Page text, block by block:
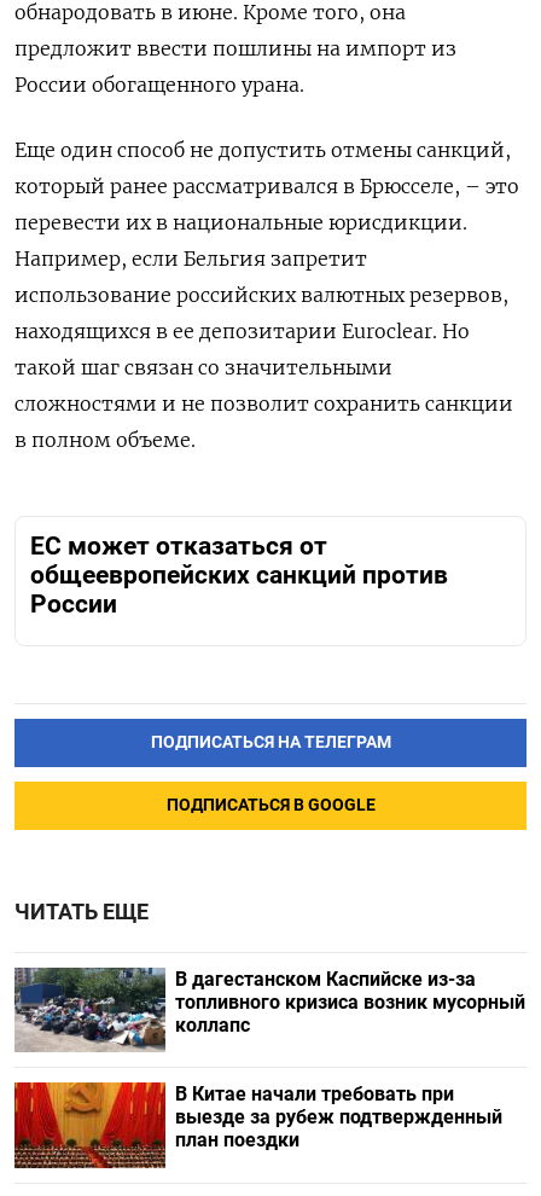
обнародовать в июне. Кроме того, она
предложит ввести пошлины на импорт из
России обогащенного урана.
Еще один способ не допустить отмены санкций,
который ранее рассматривался в Брюсселе, – это
перевести их в национальные юрисдикции.
Например, если Бельгия запретит
использование российских валютных резервов,
находящихся в ее депозитарии Euroclear. Но
такой шаг связан со значительными
сложностями и не позволит сохранить санкции
в полном объеме.
ЕС может отказаться от
общеевропейских санкций против
России
ПОДПИСАТЬСЯ НА ТЕЛЕГРАМ
ПОДПИСАТЬСЯ В GOOGLE
ЧИТАТЬ ЕЩЕ
В дагестанском Каспийске из-за
топливного кризиса возник мусорный
коллапс
В Китае начали требовать при
выезде за рубеж подтвержденный
план поездки